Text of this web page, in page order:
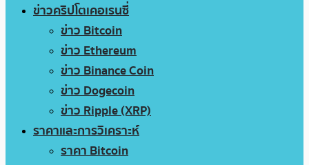
ข่าวคริปโตเคอเรนซี่
ข่าว Bitcoin
ข่าว Ethereum
ข่าว Binance Coin
ข่าว Dogecoin
ข่าว Ripple (XRP)
ราคาและการวิเคราะห์
ราคา Bitcoin